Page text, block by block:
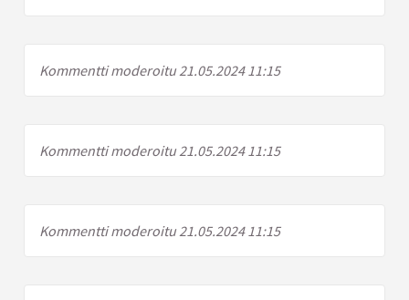
Kommentti moderoitu 21.05.2024 11:15
Kommentti moderoitu 21.05.2024 11:15
Kommentti moderoitu 21.05.2024 11:15